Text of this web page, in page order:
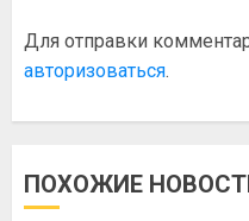
Для отправки
авторизоваться.
ПОХОЖИЕ